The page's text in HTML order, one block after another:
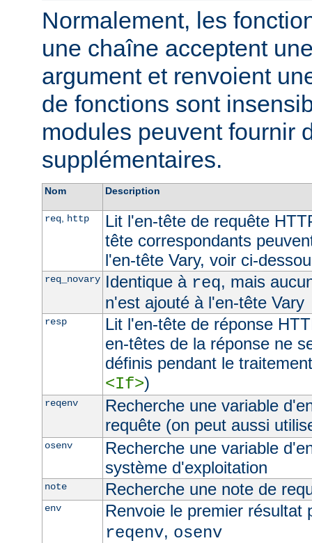
Normalement, les
une chaîne acceptent
argument et renvoient
de fonctions sont
modules peuvent fournir
supplémentaires.
Nom Description
req, http
Lit l'en-tête de requête
tête correspondants
l'en-tête Vary, voir ci-
req_novary Identique à req, mais
n'est ajouté à l'en-tête Vary
resp
Lit l'en-tête de réponse
en-têtes de la réponse ne
définis pendant le
<If>)
reqenv
Recherche une variable
requête (on peut aussi
osenv
Recherche une variable
système d'exploitation
note Recherche une note de
env
Renvoie le premier résultat
reqenv, osenv